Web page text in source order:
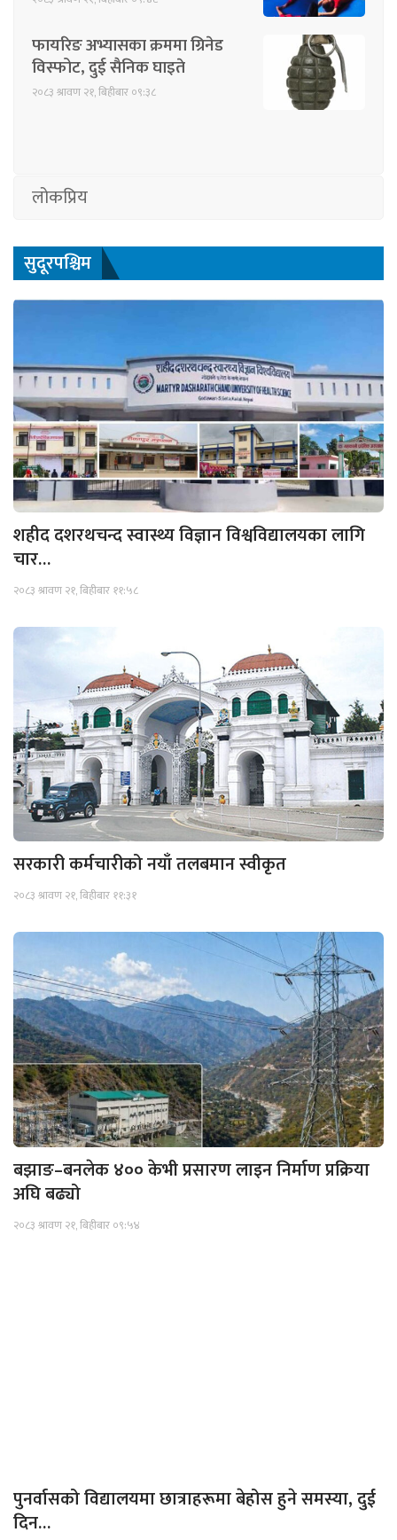
फायरिङ अभ्यासका क्रममा ग्रिनेड
विस्फोट, दुई सैनिक घाइते
२०८३ श्रावण २१, बिहीबार ०९:३८
लोकप्रिय
सुदूरपश्चिम
शहीद दशरथचन्द स्वास्थ्य विज्ञान विश्वविद्यालयका लागि
चार…
२०८३ श्रावण २१, बिहीबार ११:५८
सरकारी कर्मचारीको नयाँ तलबमान स्वीकृत
२०८३ श्रावण २१, बिहीबार ११:३१
बझाङ–बनलेक ४०० केभी प्रसारण लाइन निर्माण प्रक्रिया
अघि बढ्यो
२०८३ श्रावण २१, बिहीबार ०९:५४
पुनर्वासको विद्यालयमा छात्राहरूमा बेहोस हुने समस्या, दुई
दिन…